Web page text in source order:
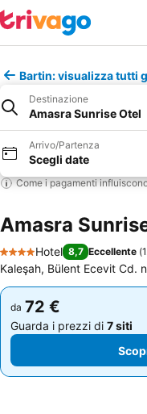
Bartin: visualizza tutti
Destinazione
Amasra Sunrise Otel
Arrivo/Partenza
Scegli date
Come i pagamenti
Amasra
4 Stelle
Hotel 8,7 Eccellente (
Kaleşah, Bülent Ecevit Cd.
da 72 €
Guarda i prezzi di 7 siti
da 72 €
Guarda i prezzi di 7 siti